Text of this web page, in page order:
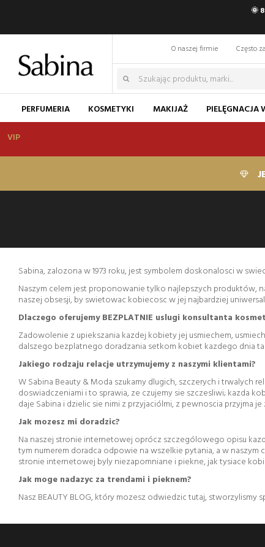
🌞
O naszej firmie Często
PERFUMERIA KOSMETYKI MAKIJAŻ PIELĘGNACJA
VIP
Sabina, zalozona w 1973 roku, jest symbolem doskonalosci w
Naszym celem jest proponowanie tylko najlepszych produktów,
naszej obsesji, by swietowac kobiecosc w jej najbardziej
Dlaczego oferujemy BEZPLATNIE uslugi konsultanta
Zadowolenie z upiekszania kazdej kobiety jej usmiechem,
dalszego bezplatnego doradzania setkom kobiet kazdego dnia
Jakiego rodzaju relacje utrzymujemy z naszymi klientami?
W Sabina Beauty & Moda szukamy dlugich, szczerych i trwalych
doswiadczeniami i to sprawia, ze czujemy sie szczesliwi; kazda
daje Sabina i dzielic sie nimi z przyjaciólmi, z pewnoscia przyjma
Jak mozesz mi doradzic?
Na naszej stronie internetowej oprócz szczególowego opisu
tym numerem doradca odpowie na wszelkie pytania, a w
stronie internetowej byly niezapomniane i piekne, jak tysiace
Jak moge nadazyc za trendami i pieknem?
Nasz BEAUTY BLOG, który mozesz odwiedzic tutaj,